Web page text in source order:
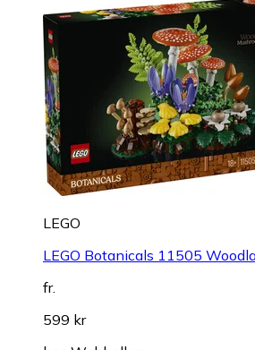
LEGO
LEGO Botanicals 11505
fr.
599 kr